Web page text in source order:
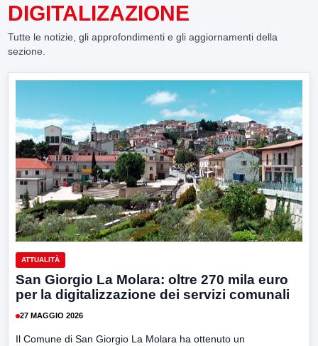
DIGITALIZAZIONE
Tutte le notizie, gli approfondimenti e gli aggiornamenti della
sezione.
ATTUALITÀ
San Giorgio La Molara: oltre 270 mila euro
per la digitalizzazione dei servizi comunali
27 MAGGIO 2026
Il Comune di San Giorgio La Molara ha ottenuto un